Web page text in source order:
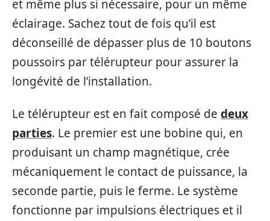
et même plus si nécessaire, pour un même
éclairage. Sachez tout de fois qu’il est
déconseillé de dépasser plus de 10 boutons
poussoirs par télérupteur pour assurer la
longévité de l’installation.
Le télérupteur est en fait composé de deux
parties. Le premier est une bobine qui, en
produisant un champ magnétique, crée
mécaniquement le contact de puissance, la
seconde partie, puis le ferme. Le système
fonctionne par impulsions électriques et il